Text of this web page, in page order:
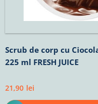
Scrub de corp cu
225 ml FRESH JUICE
21,90 lei